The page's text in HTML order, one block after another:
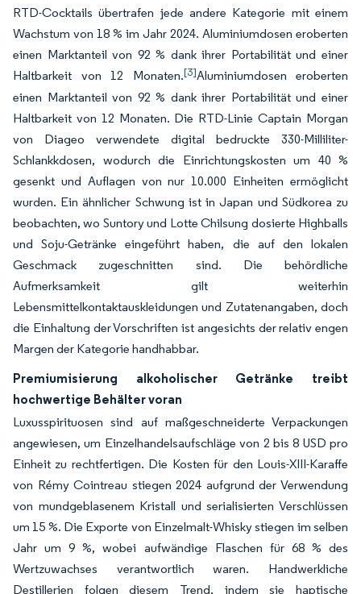
RTD-Cocktails übertrafen jede andere Kategorie mit einem
Wachstum von 18 % im Jahr 2024. Aluminiumdosen eroberten
einen Marktanteil von 92 % dank ihrer Portabilität und einer
Haltbarkeit von 12 Monaten.[3]Aluminiumdosen eroberten
einen Marktanteil von 92 % dank ihrer Portabilität und einer
Haltbarkeit von 12 Monaten. Die RTD-Linie Captain Morgan
von Diageo verwendete digital bedruckte 330-Milliliter-
Schlankkdosen, wodurch die Einrichtungskosten um 40 %
gesenkt und Auflagen von nur 10.000 Einheiten ermöglicht
wurden. Ein ähnlicher Schwung ist in Japan und Südkorea zu
beobachten, wo Suntory und Lotte Chilsung dosierte Highballs
und Soju-Getränke eingeführt haben, die auf den lokalen
Geschmack zugeschnitten sind. Die behördliche
Aufmerksamkeit gilt weiterhin
Lebensmittelkontaktauskleidungen und Zutatenangaben, doch
die Einhaltung der Vorschriften ist angesichts der relativ engen
Margen der Kategorie handhabbar.
Premiumisierung alkoholischer Getränke treibt
hochwertige Behälter voran
Luxusspirituosen sind auf maßgeschneiderte Verpackungen
angewiesen, um Einzelhandelsaufschläge von 2 bis 8 USD pro
Einheit zu rechtfertigen. Die Kosten für den Louis-XIII-Karaffe
von Rémy Cointreau stiegen 2024 aufgrund der Verwendung
von mundgeblasenem Kristall und serialisierten Verschlüssen
um 15 %. Die Exporte von Einzelmalt-Whisky stiegen im selben
Jahr um 9 %, wobei aufwändige Flaschen für 68 % des
Wertzuwachses verantwortlich waren. Handwerkliche
Destillerien folgen diesem Trend, indem sie haptische